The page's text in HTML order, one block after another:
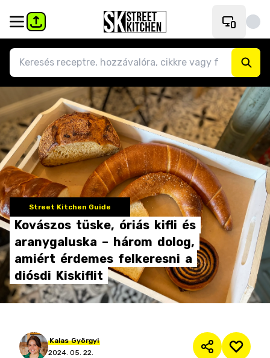
Street Kitchen Guide
Kovászos tüske, óriás kifli és
aranygaluska – három dolog,
amiért érdemes felkeresni a
diósdi Kiskiflit
Kalas Györgyi
2024. 05. 22.